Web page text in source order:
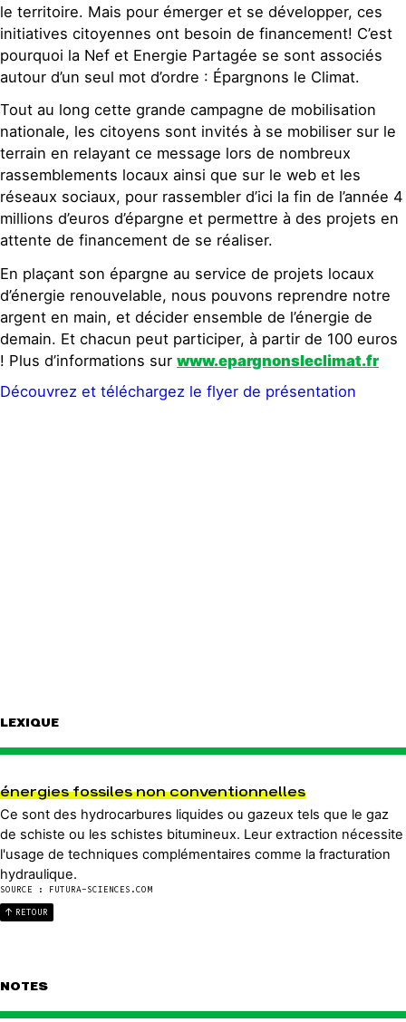
le territoire. Mais pour émerger et se développer, ces
initiatives citoyennes ont besoin de financement! C’est
pourquoi la Nef et Energie Partagée se sont associés
autour d’un seul mot d’ordre : Épargnons le Climat.
Tout au long cette grande campagne de mobilisation
nationale, les citoyens sont invités à se mobiliser sur le
terrain en relayant ce message lors de nombreux
rassemblements locaux ainsi que sur le web et les
réseaux sociaux, pour rassembler d’ici la fin de l’année 4
millions d’euros d’épargne et permettre à des projets en
attente de financement de se réaliser.
En plaçant son épargne au service de projets locaux
d’énergie renouvelable, nous pouvons reprendre notre
argent en main, et décider ensemble de l’énergie de
demain. Et chacun peut participer, à partir de 100 euros
! Plus d’informations sur www.epargnonsleclimat.fr
Découvrez et téléchargez le flyer de présentation
LEXIQUE
énergies fossiles non conventionnelles
Ce sont des hydrocarbures liquides ou gazeux tels que le gaz
de schiste ou les schistes bitumineux. Leur extraction nécessite
l'usage de techniques complémentaires comme la fracturation
hydraulique.
SOURCE : FUTURA-SCIENCES.COM
RETOUR
NOTES